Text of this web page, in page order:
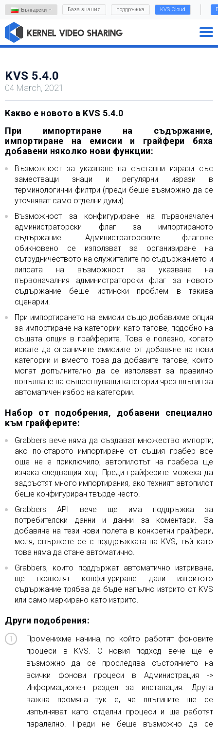
Български База знания поддръжка KVS Cloud
KVS 5.4.0
04 March, 2021
Какво е новото в KVS 5.4.0
При импортиране на съдържание,
импортиране на емисии и грайфери бяха
добавени няколко нови функции:
Възможност за указване на съставни изрази със
заместващи знаци и регулярни изрази в
терминологични филтри (преди беше възможно да се
уточняват само отделни думи).
Възможност за конфигуриране на първоначален
администраторски флаг за импортираното
съдържание. Администраторските флагове
обикновено се използват за организиране на
сътрудничеството на служителите по съдържанието и
липсата на възможност за указване на
първоначалния администраторски флаг за новото
съдържание беше истински проблем в такива
сценарии.
При импортирането на емисии също добавихме опция
за импортиране на категории като тагове, подобно на
същата опция в грайферите. Това е полезно, когато
искате да ограничите емисиите от добавяне на нови
категории и вместо това да добавите тагове, които
могат допълнително да се използват за правилно
попълване на съществуващи категории чрез плъгин за
автоматичен избор на категории.
Набор от подобрения, добавени специално
към грайферите:
Grabbers вече няма да създават множество импорти;
ако по-старото импортиране от същия грабер все
още не е приключило, автопилотът на грабера ще
изчака следващия ход. Преди грайферите можеха да
задръстят много импортирания, ако техният автопилот
беше конфигуриран твърде често.
Grabbers API вече ще има поддръжка за
потребителски данни и данни за коментари. За
добавяне на тези нови полета в конкретни грайфери,
моля, свържете се с поддръжката на KVS, тъй като
това няма да стане автоматично.
Grabbers, които поддържат автоматично изтриване,
ще позволят конфигуриране дали изтритото
съдържание трябва да бъде напълно изтрито от KVS
или само маркирано като изтрито.
Други подобрения:
Променихме начина, по който работят фоновите
процеси в KVS. С новия подход вече ще е
възможно да се проследява състоянието на
всички фонови процеси в Администрация ->
Информационен раздел за инсталация. Друга
важна промяна тук е, че плъгините ще се
изпълняват като отделни процеси и ще работят
паралелно. Преди не беше възможно да се